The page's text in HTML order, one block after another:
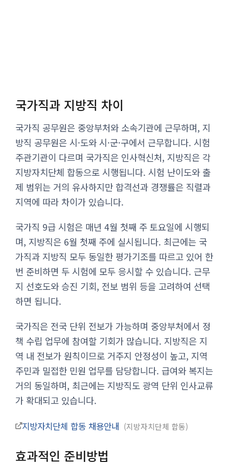
국가직과 지방직 차이
국가직 공무원은 중앙부처와 소속기관에 근무하며, 지
방직 공무원은 시·도와 시·군·구에서 근무합니다. 시험
주관기관이 다르며 국가직은 인사혁신처, 지방직은 각
지방자치단체 합동으로 시행됩니다. 시험 난이도와 출
제 범위는 거의 유사하지만 합격선과 경쟁률은 직렬과
지역에 따라 차이가 있습니다.
국가직 9급 시험은 매년 4월 첫째 주 토요일에 시행되
며, 지방직은 6월 첫째 주에 실시됩니다. 최근에는 국
가직과 지방직 모두 동일한 평가기조를 따르고 있어 한
번 준비하면 두 시험에 모두 응시할 수 있습니다. 근무
지 선호도와 승진 기회, 전보 범위 등을 고려하여 선택
하면 됩니다.
국가직은 전국 단위 전보가 가능하며 중앙부처에서 정
책 수립 업무에 참여할 기회가 많습니다. 지방직은 지
역 내 전보가 원칙이므로 거주지 안정성이 높고, 지역
주민과 밀접한 민원 업무를 담당합니다. 급여와 복지는
거의 동일하며, 최근에는 지방직도 광역 단위 인사교류
가 확대되고 있습니다.
지방자치단체 합동 채용안내 지방자치단체 합동
효과적인 준비방법